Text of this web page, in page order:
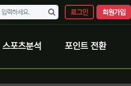
로그인 회원가입
스포츠분석 포인트 전환